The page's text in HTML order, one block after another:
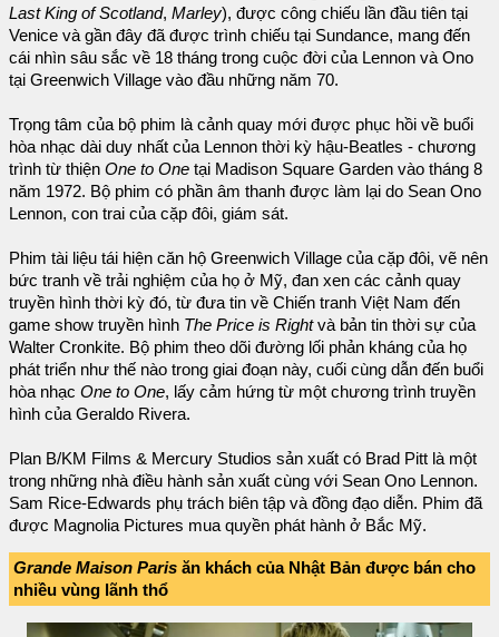
Last King of Scotland, Marley), được công chiếu lần đầu tiên tại
Venice và gần đây đã được trình chiếu tại Sundance, mang đến
cái nhìn sâu sắc về 18 tháng trong cuộc đời của Lennon và Ono
tại Greenwich Village vào đầu những năm 70.
Trọng tâm của bộ phim là cảnh quay mới được phục hồi về buổi
hòa nhạc dài duy nhất của Lennon thời kỳ hậu-Beatles - chương
trình từ thiện One to One tại Madison Square Garden vào tháng 8
năm 1972. Bộ phim có phần âm thanh được làm lại do Sean Ono
Lennon, con trai của cặp đôi, giám sát.
Phim tài liệu tái hiện căn hộ Greenwich Village của cặp đôi, vẽ nên
bức tranh về trải nghiệm của họ ở Mỹ, đan xen các cảnh quay
truyền hình thời kỳ đó, từ đưa tin về Chiến tranh Việt Nam đến
game show truyền hình The Price is Rightvà bản tin thời sự của
Walter Cronkite. Bộ phim theo dõi đường lối phản kháng của họ
phát triển như thế nào trong giai đoạn này, cuối cùng dẫn đến buổi
hòa nhạc One to One, lấy cảm hứng từ một chương trình truyền
hình của Geraldo Rivera.
Plan B/KM Films & Mercury Studios sản xuất có Brad Pitt là một
trong những nhà điều hành sản xuất cùng với Sean Ono Lennon.
Sam Rice-Edwards phụ trách biên tập và đồng đạo diễn. Phim đã
được Magnolia Pictures mua quyền phát hành ở Bắc Mỹ.
Grande Maison Paris ăn khách của Nhật Bản được bán cho
nhiều vùng lãnh thổ